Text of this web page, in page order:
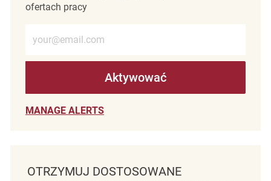
ofertach pracy
Aktywować
MANAGE ALERTS
OTRZYMUJ DOSTOSOWANE